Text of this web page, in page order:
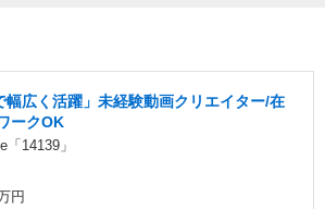
幅広く活躍」未経験動画クリエイター/在
ークOK
14139」
円